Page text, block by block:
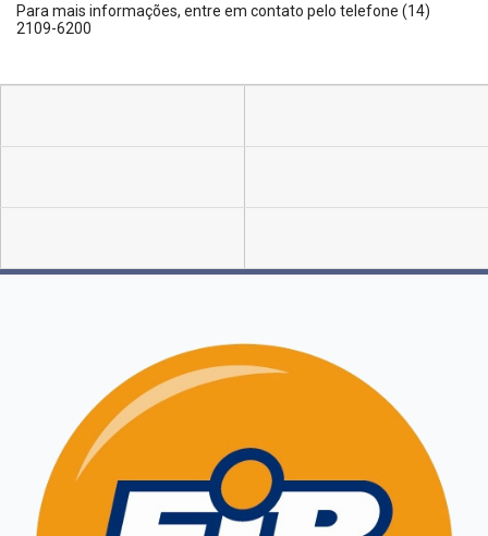
Para mais informações, entre em contato pelo telefone (14)
2109-6200